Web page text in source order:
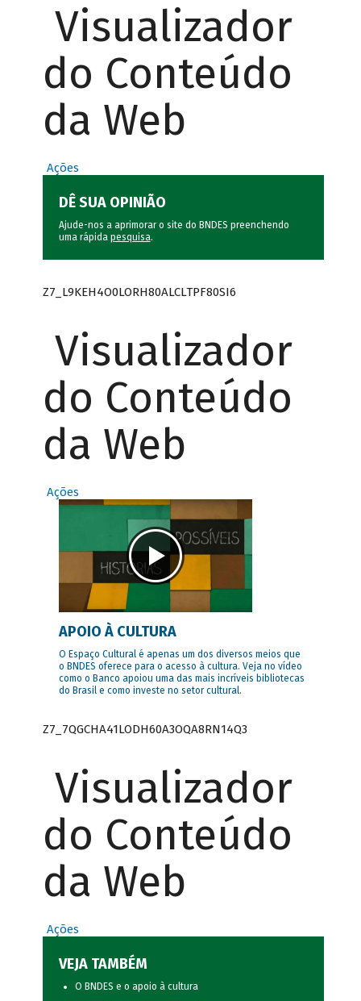
Visualizador
do Conteúdo
da Web
Ações
DÊ SUA OPINIÃO
Ajude-nos a aprimorar o site do BNDES preenchendo
uma rápida pesquisa.
Z7_L9KEH4O0LORH80ALCLTPF80SI6
Visualizador
do Conteúdo
da Web
Ações
APOIO À CULTURA
O Espaço Cultural é apenas um dos diversos meios que
o BNDES oferece para o acesso à cultura. Veja no vídeo
como o Banco apoiou uma das mais incríveis bibliotecas
do Brasil e como investe no setor cultural.
Z7_7QGCHA41LODH60A3OQA8RN14Q3
Visualizador
do Conteúdo
da Web
Ações
VEJA TAMBÉM
O BNDES e o apoio à cultura